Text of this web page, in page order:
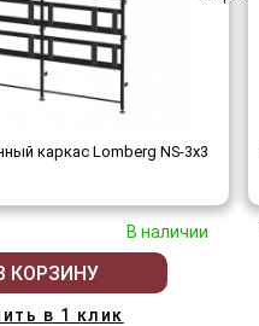
каркас Lomberg NS-3х3
В наличии
КОРЗИНУ
в 1 клик